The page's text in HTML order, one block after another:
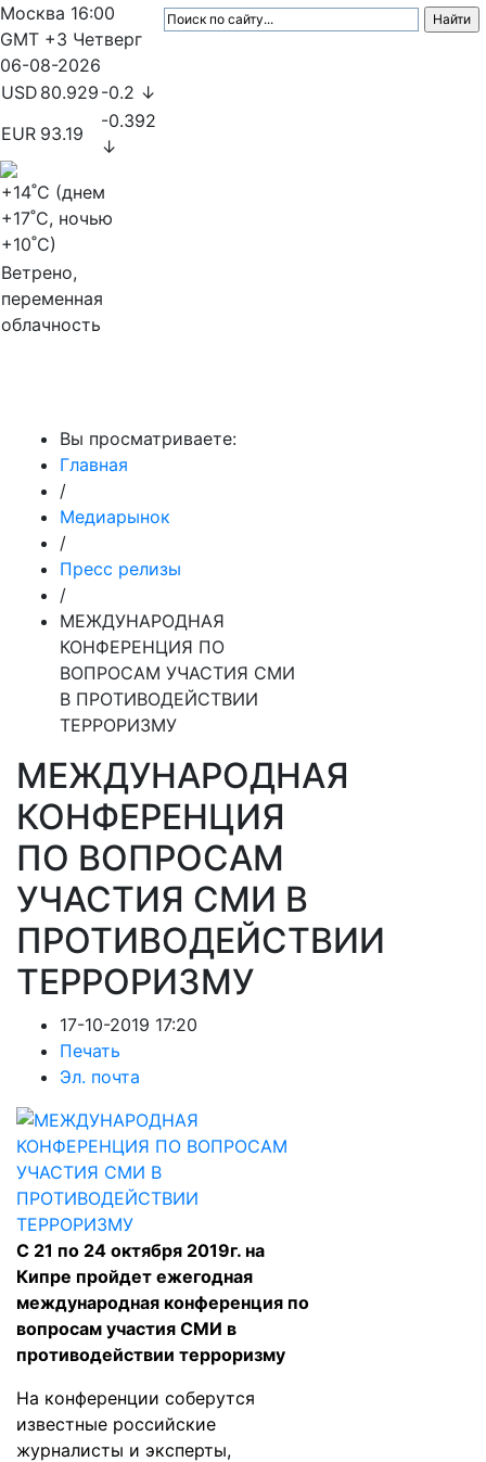
Москва 16:00
GMT +3 Четверг
06-08-2026
USD 80.929 -0.2 ↓
EUR 93.19
-0.392
↓
+14˚C (днем
+17˚C, ночью
+10˚C)
Ветрено,
переменная
облачность
Вы просматриваете:
Главная
/
Медиарынок
/
Пресс релизы
/
МЕЖДУНАРОДНАЯ
КОНФЕРЕНЦИЯ ПО
ВОПРОСАМ УЧАСТИЯ СМИ
В ПРОТИВОДЕЙСТВИИ
ТЕРРОРИЗМУ
МЕЖДУНАРОДНАЯ
КОНФЕРЕНЦИЯ
ПО ВОПРОСАМ
УЧАСТИЯ СМИ В
ПРОТИВОДЕЙСТВИИ
ТЕРРОРИЗМУ
17-10-2019 17:20
Печать
Эл. почта
С 21 по 24 октября 2019г. на
Кипре пройдет ежегодная
международная конференция по
вопросам участия СМИ в
противодействии терроризму
На конференции соберутся
известные российские
журналисты и эксперты,